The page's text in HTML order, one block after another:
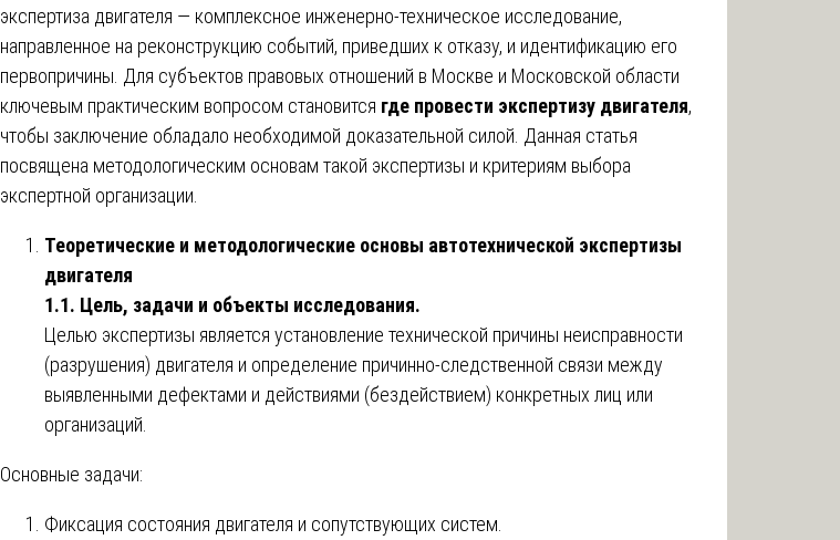
экспертиза двигателя — комплексное инженерно-техническое исследование,
направленное на реконструкцию событий, приведших к отказу, и идентификацию его
первопричины. Для субъектов правовых отношений в Москве и Московской области
ключевым практическим вопросом становится где провести экспертизу двигателя,
чтобы заключение обладало необходимой доказательной силой. Данная статья
посвящена методологическим основам такой экспертизы и критериям выбора
экспертной организации.
Теоретические и методологические основы автотехнической экспертизы
двигателя
1.1. Цель, задачи и объекты исследования.
Целью экспертизы является установление технической причины неисправности
(разрушения) двигателя и определение причинно-следственной связи между
выявленными дефектами и действиями (бездействием) конкретных лиц или
организаций.
Основные задачи:
Фиксация состояния двигателя и сопутствующих систем.